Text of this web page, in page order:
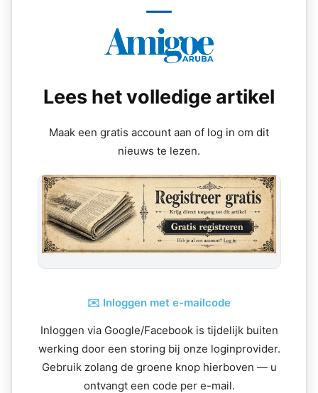
Lees het volledige artikel
Maak een gratis account aan of log in om dit
nieuws te lezen.
✉️ Inloggen met e-mailcode
Inloggen via Google/Facebook is tijdelijk buiten
werking door een storing bij onze loginprovider.
Gebruik zolang de groene knop hierboven — u
ontvangt een code per e-mail.